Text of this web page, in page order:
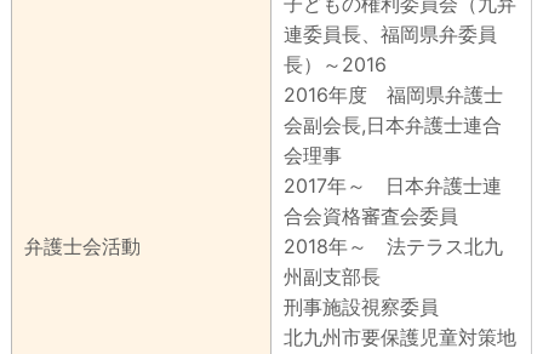
弁護士会活動
連委員長、福岡県弁委員
長）～2016
2016年度 福岡県弁護士
会副会長,日本弁護士連合
会理事
2017年～ 日本弁護士連
合会資格審査会委員
2018年～ 法テラス北九
州副支部長
刑事施設視察委員
北九州市要保護児童対策地